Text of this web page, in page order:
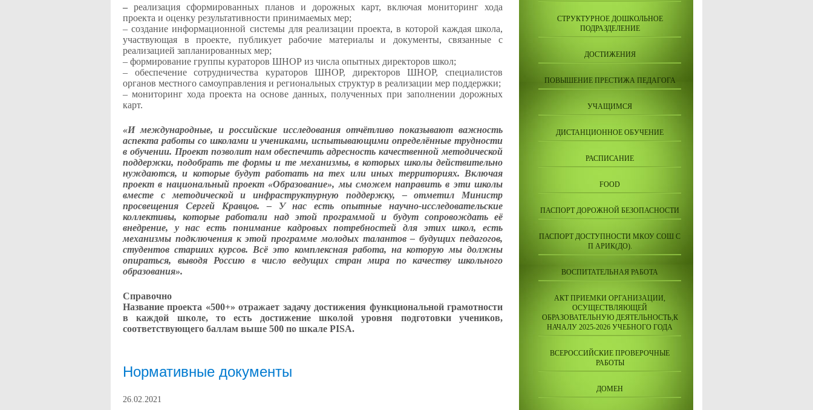
– реализация сформированных планов и дорожных карт, включая мониторинг хода
проекта и оценку результативности принимаемых мер;
– создание информационной системы для реализации проекта, в которой каждая школа,
участвующая в проекте, публикует рабочие материалы и документы, связанные с
реализацией запланированных мер;
– формирование группы кураторов ШНОР из числа опытных директоров школ;
– обеспечение сотрудничества кураторов ШНОР, директоров ШНОР, специалистов
органов местного самоуправления и региональных структур в реализации мер поддержки;
– мониторинг хода проекта на основе данных, полученных при заполнении дорожных
карт.
«И международные, и российские исследования отчётливо показывают важность
аспекта работы со школами и учениками, испытывающими определённые трудности
в обучении. Проект позволит нам обеспечить адресность качественной методической
поддержки, подобрать те формы и те механизмы, в которых школы действительно
нуждаются, и которые будут работать на тех или иных территориях. Включая
проект в национальный проект «Образование», мы сможем направить в эти школы
вместе с методической и инфраструктурную поддержку, – отметил Министр
просвещения Сергей Кравцов. – У нас есть опытные научно-исследовательские
коллективы, которые работали над этой программой и будут сопровождать её
внедрение, у нас есть понимание кадровых потребностей для этих школ, есть
механизмы подключения к этой программе молодых талантов – будущих педагогов,
студентов старших курсов. Всё это комплексная работа, на которую мы должны
опираться, выводя Россию в число ведущих стран мира по качеству школьного
образования».
Справочно
Название проекта «500+» отражает задачу достижения функциональной грамотности
в каждой школе, то есть достижение школой уровня подготовки учеников,
соответствующего баллам выше 500 по шкале PISA.
Нормативные документы
26.02.2021
СТРУКТУРНОЕ ДОШКОЛЬНОЕ
ПОДРАЗДЕЛЕНИЕ
ДОСТИЖЕНИЯ
ПОВЫШЕНИЕ ПРЕСТИЖА ПЕДАГОГА
УЧАЩИМСЯ
ДИСТАНЦИОННОЕ ОБУЧЕНИЕ
РАСПИСАНИЕ
FOOD
ПАСПОРТ ДОРОЖНОЙ БЕЗОПАСНОСТИ
ПАСПОРТ ДОСТУПНОСТИ МКОУ СОШ С
П АРИК(ДО).
ВОСПИТАТЕЛЬНАЯ РАБОТА
АКТ ПРИЕМКИ ОРГАНИЗАЦИИ,
ОСУЩЕСТВЛЯЮЩЕЙ
ОБРАЗОВАТЕЛЬНУЮ ДЕЯТЕЛЬНОСТЬ,К
НАЧАЛУ 2025-2026 УЧЕБНОГО ГОДА
ВСЕРОССИЙСКИЕ ПРОВЕРОЧНЫЕ
РАБОТЫ
ДОМЕН